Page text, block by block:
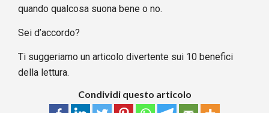
quando qualcosa suona bene o no.
Sei d’accordo?
Ti suggeriamo un articolo divertente sui 10 benefici
della lettura.
Condividi questo articolo